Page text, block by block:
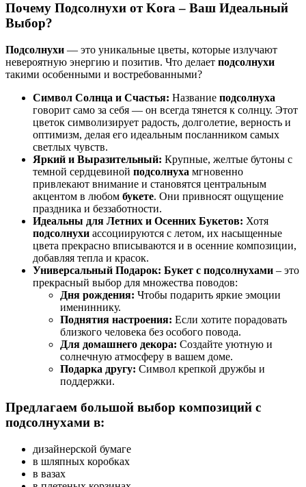
Почему Подсолнухи от Kora – Ваш Идеальный
Выбор?
Подсолнухи — это уникальные цветы, которые излучают
невероятную энергию и позитив. Что делает подсолнухи
такими особенными и востребованными?
Символ Солнца и Счастья: Название подсолнуха
говорит само за себя — он всегда тянется к солнцу. Этот
цветок символизирует радость, долголетие, верность и
оптимизм, делая его идеальным посланником самых
светлых чувств.
Яркий и Выразительный: Крупные, желтые бутоны с
темной сердцевиной подсолнуха мгновенно
привлекают внимание и становятся центральным
акцентом в любом букете. Они привносят ощущение
праздника и беззаботности.
Идеальны для Летних и Осенних Букетов: Хотя
подсолнухи ассоциируются с летом, их насыщенные
цвета прекрасно вписываются и в осенние композиции,
добавляя тепла и красок.
Универсальный Подарок: Букет с подсолнухами – это
прекрасный выбор для множества поводов:
Дня рождения: Чтобы подарить яркие эмоции
имениннику.
Поднятия настроения: Если хотите порадовать
близкого человека без особого повода.
Для домашнего декора: Создайте уютную и
солнечную атмосферу в вашем доме.
Подарка другу: Символ крепкой дружбы и
поддержки.
Предлагаем большой выбор композиций с
подсолнухами в:
дизайнерской бумаге
в шляпных коробках
в вазах